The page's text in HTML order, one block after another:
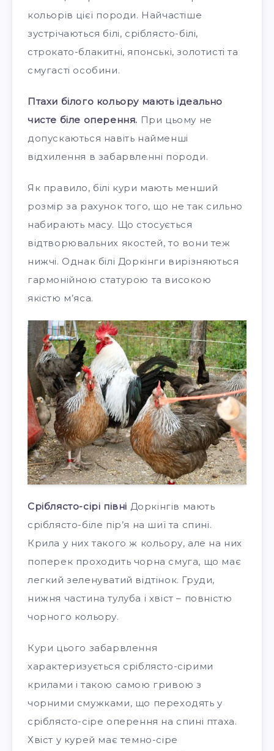
кольорів цієї породи. Найчастіше
зустрічаються білі, сріблясто-білі,
строкато-блакитні, японські, золотисті та
смугасті особини.
Птахи білого кольору мають ідеально
чисте біле оперення. При цьому не
допускаються навіть найменші
відхилення в забарвленні породи.
Як правило, білі кури мають менший
розмір за рахунок того, що не так сильно
набирають масу. Що стосується
відтворювальних якостей, то вони теж
нижчі. Однак білі Доркінги вирізняються
гармонійною статурою та високою
якістю м’яса.
Сріблясто-сірі півні Доркінгів мають
сріблясто-біле пір’я на шиї та спині.
Крила у них такого ж кольору, але на них
поперек проходить чорна смуга, що має
легкий зеленуватий відтінок. Груди,
нижня частина тулуба і хвіст – повністю
чорного кольору.
Кури цього забарвлення
характеризується сріблясто-сірими
крилами і такою самою гривою з
чорними смужками, що переходять у
сріблясто-сіре оперення на спині птаха.
Хвіст у курей має темно-сіре